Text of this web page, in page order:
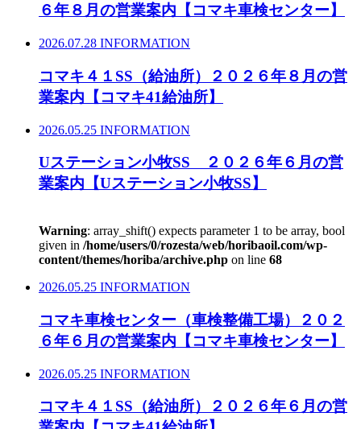
６年８月の営業案内【コマキ車検センター】
2026.07.28 INFORMATION
コマキ４１SS（給油所）２０２６年８月の営
業案内【コマキ41給油所】
2026.05.25 INFORMATION
Uステーション小牧SS ２０２６年６月の営
業案内【Uステーション小牧SS】
Warning: array_shift() expects parameter 1 to be array, bool
given in /home/users/0/rozesta/web/horibaoil.com/wp-
content/themes/horiba/archive.php on line 68
2026.05.25 INFORMATION
コマキ車検センター（車検整備工場）２０２
６年６月の営業案内【コマキ車検センター】
2026.05.25 INFORMATION
コマキ４１SS（給油所）２０２６年６月の営